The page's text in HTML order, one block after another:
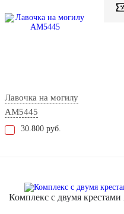
Лавочка на могилу
AM5445
30.800 руб.
Комплекс с двумя